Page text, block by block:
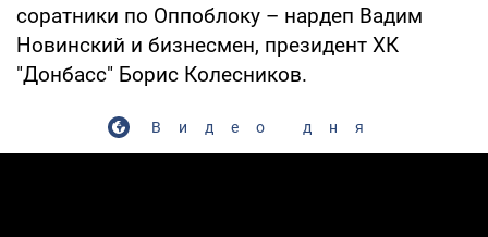
соратники по Оппоблоку – нардеп Вадим
Новинский и бизнесмен, президент ХК
"Донбасс" Борис Колесников.
Видео дня